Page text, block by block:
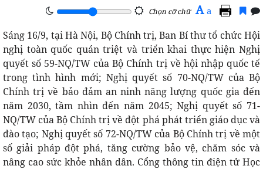
Chọn cỡ chữ A a
Sáng 16/9, tại Hà Nội, Bộ Chính trị, Ban Bí thư tổ chức Hội
nghị toàn quốc quán triệt và triển khai thực hiện Nghị
quyết số 59-NQ/TW của Bộ Chính trị về hội nhập quốc tế
trong tình hình mới; Nghị quyết số 70-NQ/TW của Bộ
Chính trị về bảo đảm an ninh năng lượng quốc gia đến
năm 2030, tầm nhìn đến năm 2045; Nghị quyết số 71-
NQ/TW của Bộ Chính trị về đột phá phát triển giáo dục và
đào tạo; Nghị quyết số 72-NQ/TW của Bộ Chính trị về một
số giải pháp đột phá, tăng cường bảo vệ, chăm sóc và
nâng cao sức khỏe nhân dân. Cổng thông tin điện tử Học